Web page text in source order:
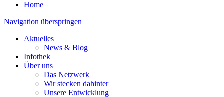
Home
Navigation überspringen
Aktuelles
News & Blog
Infothek
Über uns
Das Netzwerk
Wir stecken dahinter
Unsere Entwicklung